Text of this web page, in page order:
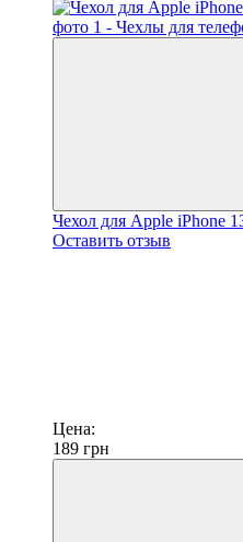
Чехол для Apple iPhone
Оставить отзыв
Цена:
189 грн